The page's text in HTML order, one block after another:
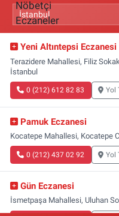
Yeni Altıntepsi Eczanesi
Terazidere Mahallesi, Filiz
İstanbul
0 (212) 612 82 83 Yol
Pamuk Eczanesi
Kocatepe Mahallesi, Kocatepe
0 (212) 437 02 92 Yol
Gün Eczanesi
İsmetpaşa Mahallesi, Uluhan